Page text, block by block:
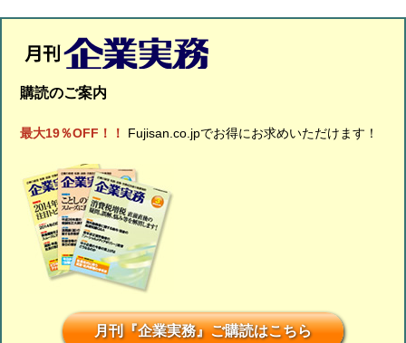
購読のご案内
最大19％OFF！！ Fujisan.co.jpでお得にお求めいただけます！
月刊『企業実務』ご購読はこちら